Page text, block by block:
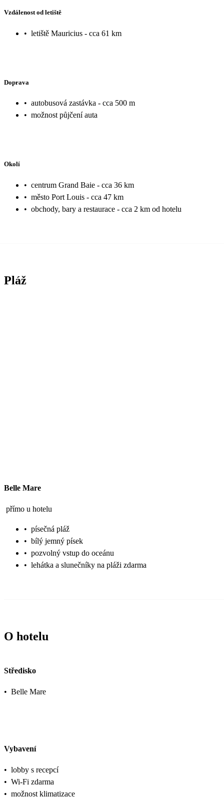
Vzdálenost od letiště
• letiště Mauricius - cca 61 km
Doprava
• autobusová zastávka - cca 500 m
• možnost půjčení auta
Okolí
• centrum Grand Baie - cca 36 km
• město Port Louis - cca 47 km
• obchody, bary a restaurace - cca 2 km od hotelu
Pláž
Belle Mare
přímo u hotelu
• písečná pláž
• bílý jemný písek
• pozvolný vstup do oceánu
• lehátka a slunečníky na pláži zdarma
O hotelu
Středisko
• Belle Mare
Vybavení
• lobby s recepcí
• Wi-Fi zdarma
• možnost klimatizace